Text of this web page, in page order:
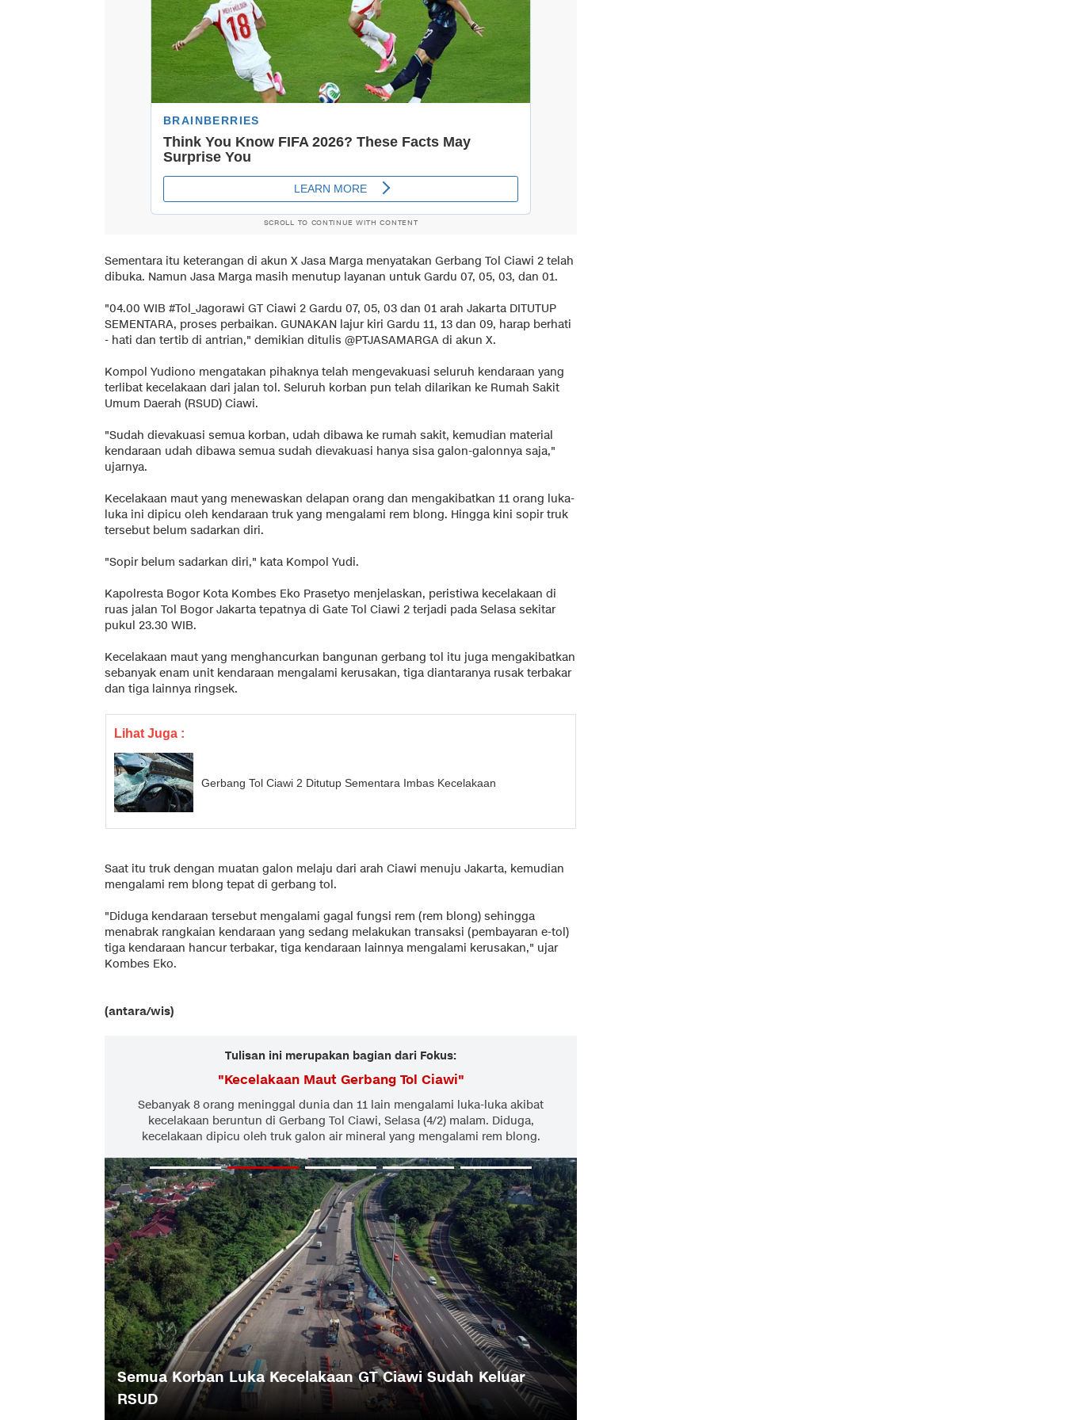
SCROLL TO CONTINUE WITH CONTENT
Sementara itu keterangan di akun X Jasa Marga menyatakan Gerbang Tol Ciawi 2 telah
dibuka. Namun Jasa Marga masih menutup layanan untuk Gardu 07, 05, 03, dan 01.
"04.00 WIB #Tol_Jagorawi GT Ciawi 2 Gardu 07, 05, 03 dan 01 arah Jakarta DITUTUP
SEMENTARA, proses perbaikan. GUNAKAN lajur kiri Gardu 11, 13 dan 09, harap berhati
- hati dan tertib di antrian," demikian ditulis @PTJASAMARGA di akun X.
Kompol Yudiono mengatakan pihaknya telah mengevakuasi seluruh kendaraan yang
terlibat kecelakaan dari jalan tol. Seluruh korban pun telah dilarikan ke Rumah Sakit
Umum Daerah (RSUD) Ciawi.
"Sudah dievakuasi semua korban, udah dibawa ke rumah sakit, kemudian material
kendaraan udah dibawa semua sudah dievakuasi hanya sisa galon-galonnya saja,"
ujarnya.
Kecelakaan maut yang menewaskan delapan orang dan mengakibatkan 11 orang luka-
luka ini dipicu oleh kendaraan truk yang mengalami rem blong. Hingga kini sopir truk
tersebut belum sadarkan diri.
"Sopir belum sadarkan diri," kata Kompol Yudi.
Kapolresta Bogor Kota Kombes Eko Prasetyo menjelaskan, peristiwa kecelakaan di
ruas jalan Tol Bogor Jakarta tepatnya di Gate Tol Ciawi 2 terjadi pada Selasa sekitar
pukul 23.30 WIB.
Kecelakaan maut yang menghancurkan bangunan gerbang tol itu juga mengakibatkan
sebanyak enam unit kendaraan mengalami kerusakan, tiga diantaranya rusak terbakar
dan tiga lainnya ringsek.
Lihat Juga :
Gerbang Tol Ciawi 2 Ditutup Sementara Imbas Kecelakaan
Saat itu truk dengan muatan galon melaju dari arah Ciawi menuju Jakarta, kemudian
mengalami rem blong tepat di gerbang tol.
"Diduga kendaraan tersebut mengalami gagal fungsi rem (rem blong) sehingga
menabrak rangkaian kendaraan yang sedang melakukan transaksi (pembayaran e-tol)
tiga kendaraan hancur terbakar, tiga kendaraan lainnya mengalami kerusakan," ujar
Kombes Eko.
(antara/wis)
Tulisan ini merupakan bagian dari Fokus:
"Kecelakaan Maut Gerbang Tol Ciawi"
Sebanyak 8 orang meninggal dunia dan 11 lain mengalami luka-luka akibat
kecelakaan beruntun di Gerbang Tol Ciawi, Selasa (4/2) malam. Diduga,
kecelakaan dipicu oleh truk galon air mineral yang mengalami rem blong.
Semua Korban Luka Kecelakaan GT Ciawi Sudah Keluar
RSUD